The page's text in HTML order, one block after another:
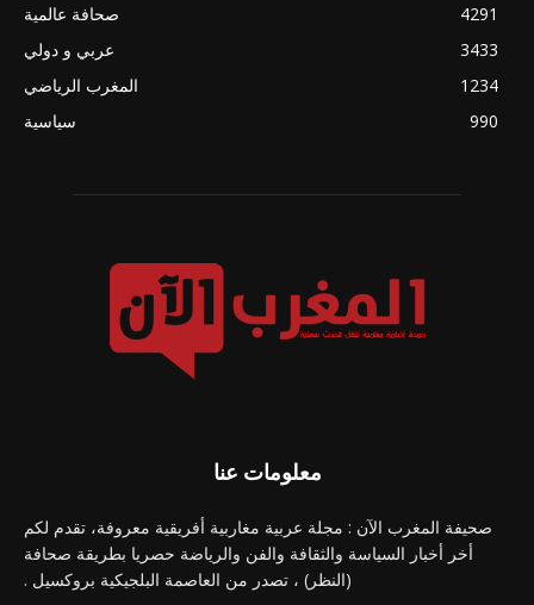
صحافة عالمية
4291
عربي و دولي
3433
المغرب الرياضي
1234
سياسية
990
معلومات عنا
صحيفة المغرب الآن : مجلة عربية مغاربية أفريقية معروفة، تقدم لكم
أخر أخبار السياسة والثقافة والفن والرياضة حصريا بطريقة صحافة
(النظر) ، تصدر من العاصمة البلجيكية بروكسيل .